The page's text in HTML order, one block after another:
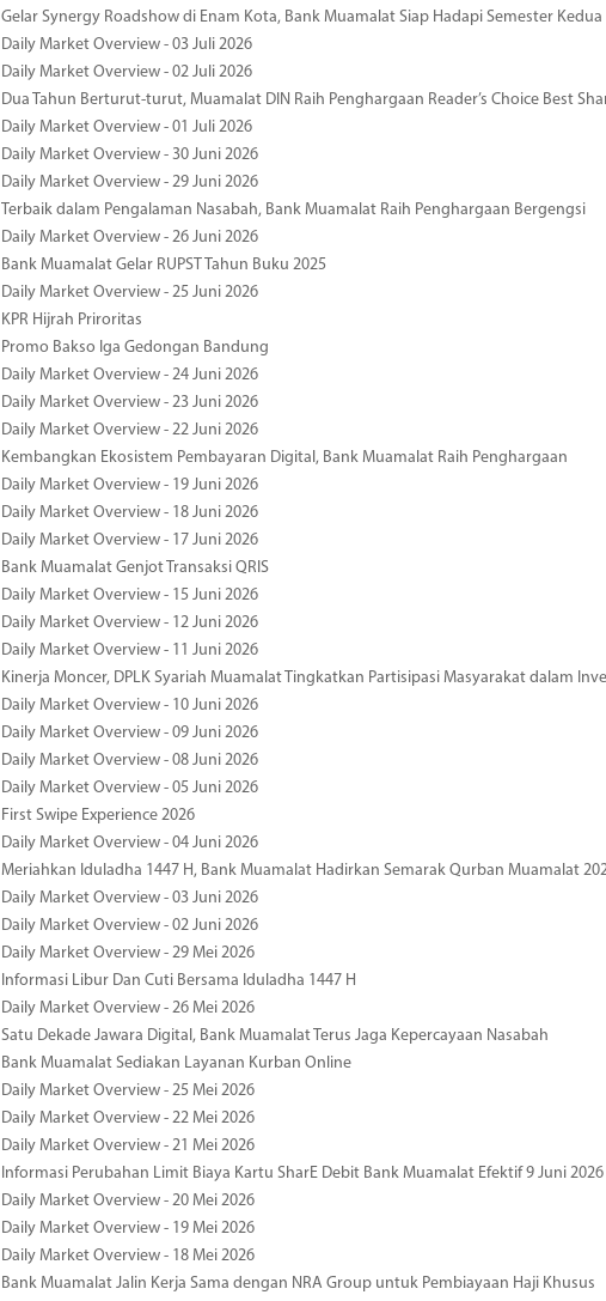
Gelar Synergy Roadshow di Enam Kota, Bank Muamalat Siap Hadapi Semester Kedua
Daily Market Overview - 03 Juli 2026
Daily Market Overview - 02 Juli 2026
Dua Tahun Berturut-turut, Muamalat DIN Raih Penghargaan Reader’s Choice Best
Daily Market Overview - 01 Juli 2026
Daily Market Overview - 30 Juni 2026
Daily Market Overview - 29 Juni 2026
Terbaik dalam Pengalaman Nasabah, Bank Muamalat Raih Penghargaan Bergengsi
Daily Market Overview - 26 Juni 2026
Bank Muamalat Gelar RUPST Tahun Buku 2025
Daily Market Overview - 25 Juni 2026
KPR Hijrah Priroritas
Promo Bakso Iga Gedongan Bandung
Daily Market Overview - 24 Juni 2026
Daily Market Overview - 23 Juni 2026
Daily Market Overview - 22 Juni 2026
Kembangkan Ekosistem Pembayaran Digital, Bank Muamalat Raih Penghargaan
Daily Market Overview - 19 Juni 2026
Daily Market Overview - 18 Juni 2026
Daily Market Overview - 17 Juni 2026
Bank Muamalat Genjot Transaksi QRIS
Daily Market Overview - 15 Juni 2026
Daily Market Overview - 12 Juni 2026
Daily Market Overview - 11 Juni 2026
Kinerja Moncer, DPLK Syariah Muamalat Tingkatkan Partisipasi Masyarakat dalam
Daily Market Overview - 10 Juni 2026
Daily Market Overview - 09 Juni 2026
Daily Market Overview - 08 Juni 2026
Daily Market Overview - 05 Juni 2026
First Swipe Experience 2026
Daily Market Overview - 04 Juni 2026
Meriahkan Iduladha 1447 H, Bank Muamalat Hadirkan Semarak Qurban Muamalat
Daily Market Overview - 03 Juni 2026
Daily Market Overview - 02 Juni 2026
Daily Market Overview - 29 Mei 2026
Informasi Libur Dan Cuti Bersama Iduladha 1447 H
Daily Market Overview - 26 Mei 2026
Satu Dekade Jawara Digital, Bank Muamalat Terus Jaga Kepercayaan Nasabah
Bank Muamalat Sediakan Layanan Kurban Online
Daily Market Overview - 25 Mei 2026
Daily Market Overview - 22 Mei 2026
Daily Market Overview - 21 Mei 2026
Informasi Perubahan Limit Biaya Kartu SharE Debit Bank Muamalat Efektif 9 Juni 2026
Daily Market Overview - 20 Mei 2026
Daily Market Overview - 19 Mei 2026
Daily Market Overview - 18 Mei 2026
Bank Muamalat Jalin Kerja Sama dengan NRA Group untuk Pembiayaan Haji Khusus